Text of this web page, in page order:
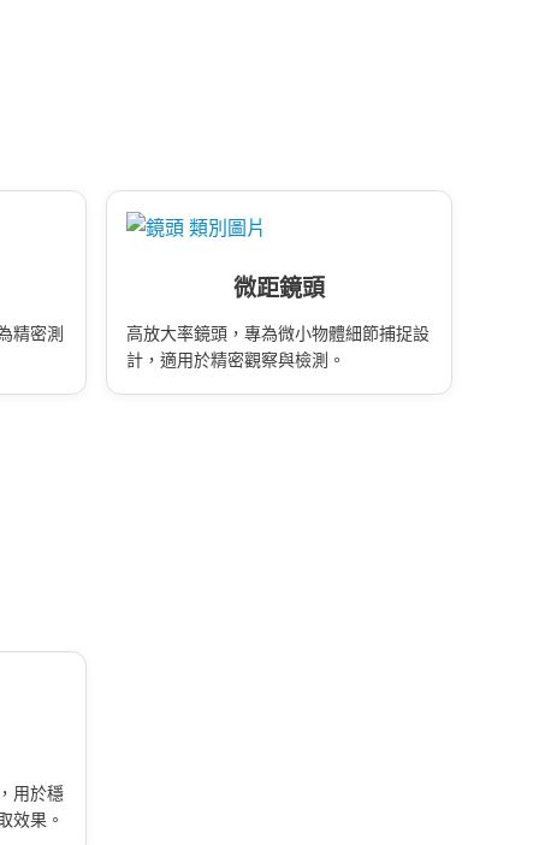
精密測
微距鏡頭
高放大率鏡頭，專為微小物體細節捕捉設
計，適用於精密觀察與檢測。
用於穩
效果。